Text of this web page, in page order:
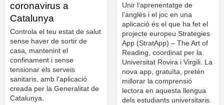
coronavirus a
Catalunya
Controla el teu estat de salut
sense haver de sortir de
casa, mantenint el
confinament i sense
tensionar els serveis
sanitaris, amb l'aplicació
creada per la Generalitat de
Catalunya.
Unir l’aprenentatge de
l’anglès i el joc en una
aplicació és el que ha fet el
projecte europeu Strategies
App (StratApp) – The Art of
Reading, coordinat per la
Universitat Rovira i Virgili. La
nova app, gratuïta, pretén
millorar la comprensió
lectora en aquesta llengua
dels estudiants universitaris.